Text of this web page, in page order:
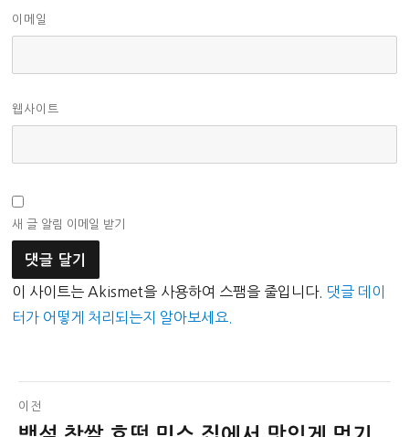
이메일
웹사이트
새 글 알림 이메일 받기
이 사이트는 Akismet을 사용하여 스팸을 줄입니다. 댓글 데이
터가 어떻게 처리되는지 알아보세요.
글
이전